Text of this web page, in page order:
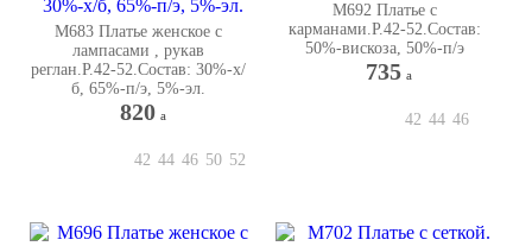
М683 Платье женское с
лампасами , рукав
реглан.Р.42-52.Состав: 30%-х/
б, 65%-п/э, 5%-эл.
820 a
42 44 46 50 52
М692 Платье с
карманами.Р.42-52.Состав:
50%-вискоза, 50%-п/э
735 a
42 44 46